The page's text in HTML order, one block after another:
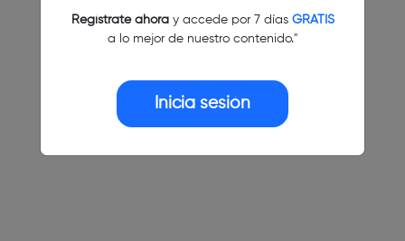
Regístrate ahoray accede por 7 días GRATIS
a lo mejor de nuestro contenido."
Inicia sesión